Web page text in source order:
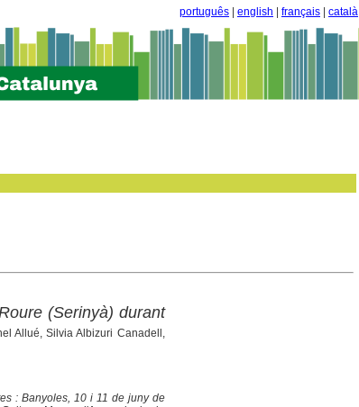
português english français català
(Serinyà) durant
Allué, Silvia Albizuri Canadell,
: Banyoles, 10 i 11 de juny de